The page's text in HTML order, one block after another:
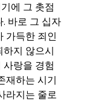
에 그 촛점
바로 그 십자
가득한 죄인
지 않으시
랑을 경험
재하는 시기
라지는 줄로